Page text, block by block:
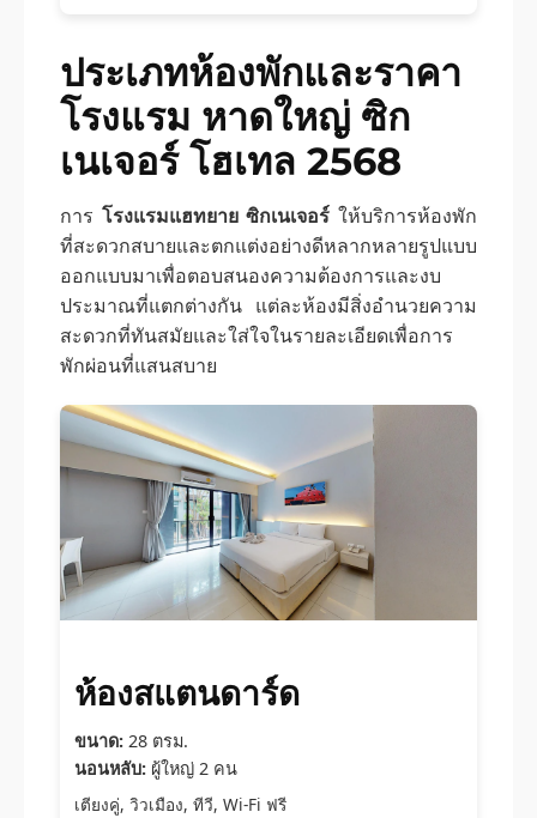
ประเภทห้องพักและราคา
โรงแรม หาดใหญ่ ซิก
เนเจอร์ โฮเทล 2568
การ โรงแรมแฮทยาย ซิกเนเจอร์ ให้บริการห้องพัก
ที่สะดวกสบายและตกแต่งอย่างดีหลากหลายรูปแบบ
ออกแบบมาเพื่อตอบสนองความต้องการและงบ
ประมาณที่แตกต่างกัน แต่ละห้องมีสิ่งอำนวยความ
สะดวกที่ทันสมัยและใส่ใจในรายละเอียดเพื่อการ
พักผ่อนที่แสนสบาย
ห้องสแตนดาร์ด
ขนาด: 28 ตรม.
นอนหลับ: ผู้ใหญ่ 2 คน
เตียงคู่, วิวเมือง, ทีวี, Wi-Fi ฟรี